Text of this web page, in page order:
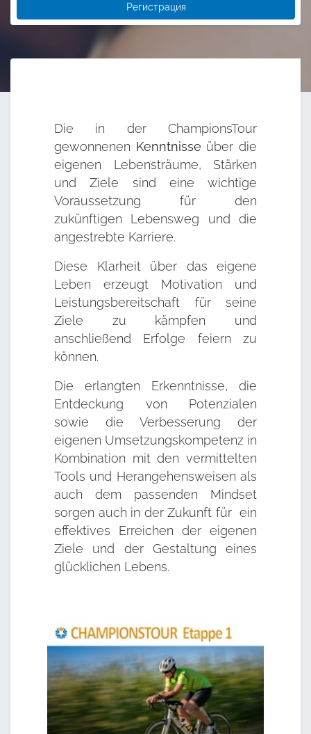
Регистрация
Die in der ChampionsTour
gewonnenen Kenntnisse über die
eigenen Lebensträume, Stärken
und Ziele sind eine wichtige
Voraussetzung für den
zukünftigen Lebensweg und die
angestrebte Karriere.
Diese Klarheit über das eigene
Leben erzeugt Motivation und
Leistungsbereitschaft für seine
Ziele zu kämpfen und
anschließend Erfolge feiern zu
können.
Die erlangten Erkenntnisse, die
Entdeckung von Potenzialen
sowie die Verbesserung der
eigenen Umsetzungskompetenz in
Kombination mit den vermittelten
Tools und Herangehensweisen als
auch dem passenden Mindset
sorgen auch in der Zukunft für ein
effektives Erreichen der eigenen
Ziele und der Gestaltung eines
glücklichen Lebens.